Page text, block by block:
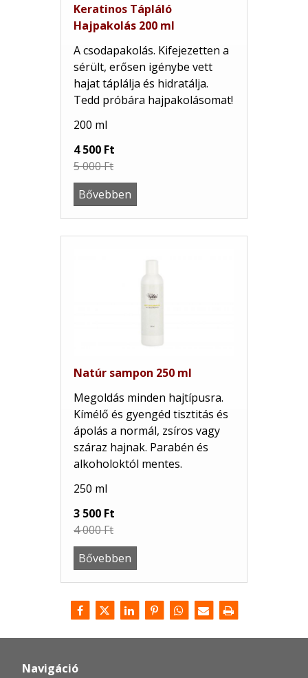
Keratinos Tápláló
Hajpakolás 200 ml
A csodapakolás. Kifejezetten a
sérült, erősen igénybe vett
hajat táplálja és hidratálja.
Tedd próbára hajpakolásomat!
200 ml
4 500 Ft
5 000 Ft
Bővebben
Natúr sampon 250 ml
Megoldás minden hajtípusra.
Kímélő és gyengéd tisztitás és
ápolás a normál, zsíros vagy
száraz hajnak. Parabén és
alkoholoktól mentes.
250 ml
3 500 Ft
4 000 Ft
Bővebben
Navigáció